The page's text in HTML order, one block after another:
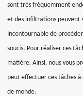
sont très fréquemment
et des infiltrations peuvent
incontournable de
soucis. Pour réaliser ces
matière. Ainsi, nous vous
peut effectuer ces tâches à
de monde.